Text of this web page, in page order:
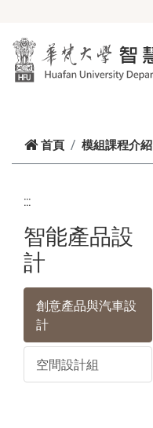
首頁 模組課程介紹
:::
智能產品設
計
創意產品與汽車設
計
空間設計組